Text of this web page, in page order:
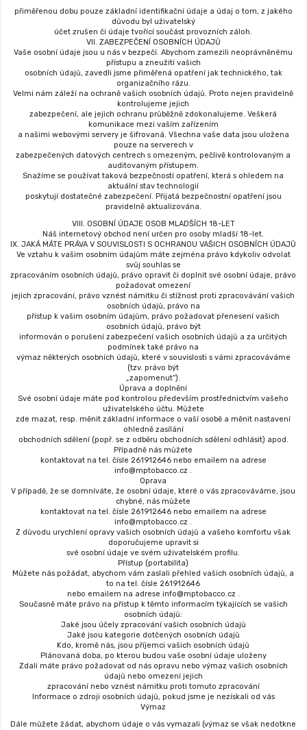
přiměřenou dobu pouze základní identifikační údaje a údaj o tom, z jakého
důvodu byl uživatelský
účet zrušen či údaje tvořící součást provozních záloh.
VII. ZABEZPEČENÍ OSOBNÍCH ÚDAJŮ
Vaše osobní údaje jsou u nás v bezpečí. Abychom zamezili neoprávněnému
přístupu a zneužití vašich
osobních údajů, zavedli jsme přiměřená opatření jak technického, tak
organizačního rázu.
Velmi nám záleží na ochraně vašich osobních údajů. Proto nejen pravidelně
kontrolujeme jejich
zabezpečení, ale jejich ochranu průběžně zdokonalujeme. Veškerá
komunikace mezi vaším zařízením
a našimi webovými servery je šifrovaná. Všechna vaše data jsou uložena
pouze na serverech v
zabezpečených datových centrech s omezeným, pečlivě kontrolovaným a
auditovaným přístupem.
Snažíme se používat taková bezpečností opatření, která s ohledem na
aktuální stav technologií
poskytují dostatečné zabezpečení. Přijatá bezpečnostní opatření jsou
pravidelně aktualizována.
VIII. OSOBNÍ ÚDAJE OSOB MLADŠÍCH 18-LET
Náš internetový obchod není určen pro osoby mladší 18-let.
IX. JAKÁ MÁTE PRÁVA V SOUVISLOSTI S OCHRANOU VAŠICH OSOBNÍCH ÚDAJŮ
Ve vztahu k vašim osobním údajům máte zejména právo kdykoliv odvolat
svůj souhlas se
zpracováním osobních údajů, právo opravit či doplnit své osobní údaje, právo
požadovat omezení
jejich zpracování, právo vznést námitku či stížnost proti zpracovávání vašich
osobních údajů, právo na
přístup k vašim osobním údajům, právo požadovat přenesení vašich
osobních údajů, právo být
informován o porušení zabezpečení vašich osobních údajů a za určitých
podmínek také právo na
výmaz některých osobních údajů, které v souvislosti s vámi zpracováváme
(tzv. právo být
„zapomenut“).
Úprava a doplnění
Své osobní údaje máte pod kontrolou především prostřednictvím vašeho
uživatelského účtu. Můžete
zde mazat, resp. měnit základní informace o vaší osobě a měnit nastavení
ohledně zasílání
obchodních sdělení (popř. se z odběru obchodních sdělení odhlásit) apod.
Případně nás můžete
kontaktovat na tel. čísle 261912646 nebo emailem na adrese
info@mptobacco.cz .
Oprava
V případě, že se domníváte, že osobní údaje, které o vás zpracováváme, jsou
chybné, nás můžete
kontaktovat na tel. čísle 261912646 nebo emailem na adrese
info@mptobacco.cz .
Z důvodu urychlení opravy vašich osobních údajů a vašeho komfortu však
doporučujeme upravit si
své osobní údaje ve svém uživatelském profilu.
Přístup (portabilita)
Můžete nás požádat, abychom vám zaslali přehled vašich osobních údajů, a
to na tel. čísle 261912646
nebo emailem na adrese info@mptobacco.cz .
Současně máte právo na přístup k těmto informacím týkajících se vašich
osobních údajů:
Jaké jsou účely zpracování vašich osobních údajů
Jaké jsou kategorie dotčených osobních údajů
Kdo, kromě nás, jsou příjemci vašich osobních údajů
Plánovaná doba, po kterou budou vaše osobní údaje uloženy
Zdali máte právo požadovat od nás opravu nebo výmaz vašich osobních
údajů nebo omezení jejich
zpracování nebo vznést námitku proti tomuto zpracování
Informace o zdroji osobních údajů, pokud jsme je nezískali od vás
Výmaz
Dále můžete žádat, abychom údaje o vás vymazali (výmaz se však nedotkne